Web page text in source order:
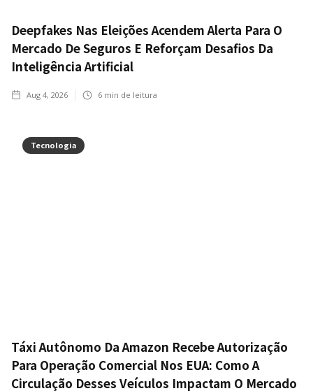
Deepfakes Nas Eleições Acendem Alerta Para O
Mercado De Seguros E Reforçam Desafios Da
Inteligência Artificial
Aug 4, 2026 6 min de leitura
Tecnologia
Táxi Autônomo Da Amazon Recebe Autorização
Para Operação Comercial Nos EUA: Como A
Circulação Desses Veículos Impactam O Mercado